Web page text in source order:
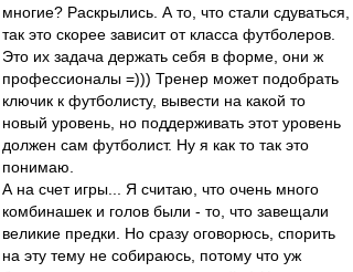
многие? Раскрылись. А то, что стали сдуваться,
так это скорее зависит от класса футболеров.
Это их задача держать себя в форме, они ж
профессионалы =))) Тренер может подобрать
ключик к футболисту, вывести на какой то
новый уровень, но поддерживать этот уровень
должен сам футболист. Ну я как то так это
понимаю.
А на счет игры... Я считаю, что очень много
комбинашек и голов были - то, что завещали
великие предки. Но сразу оговорюсь, спорить
на эту тему не собираюсь, потому что уж